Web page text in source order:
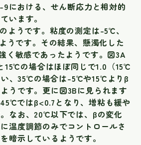
における、せん断応力と相対的
います。
ようです。粘度の測定は-5℃、
うです。その結果、懸濁化した
く敏感であったようです。図3A
の場合はほぼ同じで1.0（15℃
い、35℃の場合は-5℃や15℃よりβ
うです。更に図3Bに見られます
ではβ<0.7となり、増粘も緩や
なお、20℃以下では、βの変化
温度調節のみでコントロールさ
暗示しているようです。